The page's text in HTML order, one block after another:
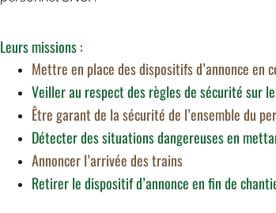
Leurs missions :
Mettre en place des dispositifs d’annonce
Veiller au respect des règles de sécurité sur
Être garant de la sécurité de l’ensemble du
Détecter des situations dangereuses en
Annoncer l’arrivée des trains
Retirer le dispositif d’annonce en fin de